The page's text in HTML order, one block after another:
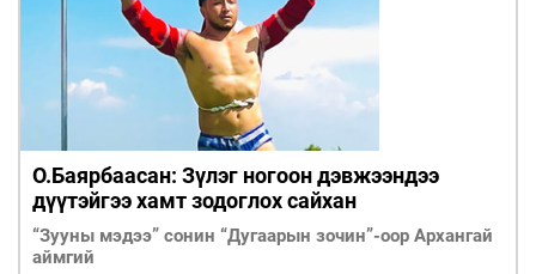
О.Баярбаасан: Зүлэг ногоон дэвжээндээ
дүүтэйгээ хамт зодоглох сайхан
“Зууны мэдээ” сонин “Дугаарын зочин”-оор Архангай
аймгий